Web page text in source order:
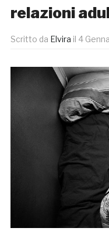
relazioni
Scritto da Elvira il 4